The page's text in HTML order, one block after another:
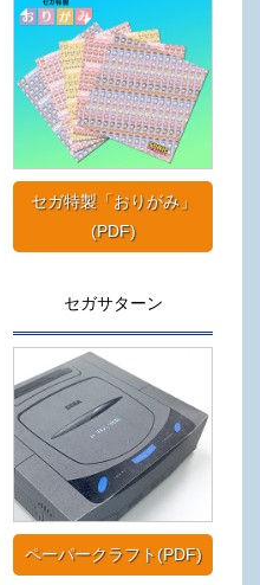
セガ特製「おりがみ」
(PDF)
セガサターン
ペーパークラフト(PDF)